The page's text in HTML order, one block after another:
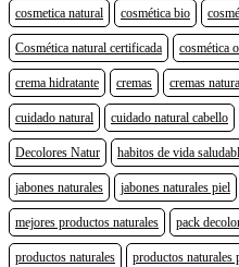
cosmetica natural cosmética bio
Cosmética natural certificada cosmética
crema hidratante cremas cremas
cuidado natural cuidado natural cabello
Decolores Natur habitos de vida
jabones naturales jabones naturales piel
mejores productos naturales pack
productos naturales productos naturales